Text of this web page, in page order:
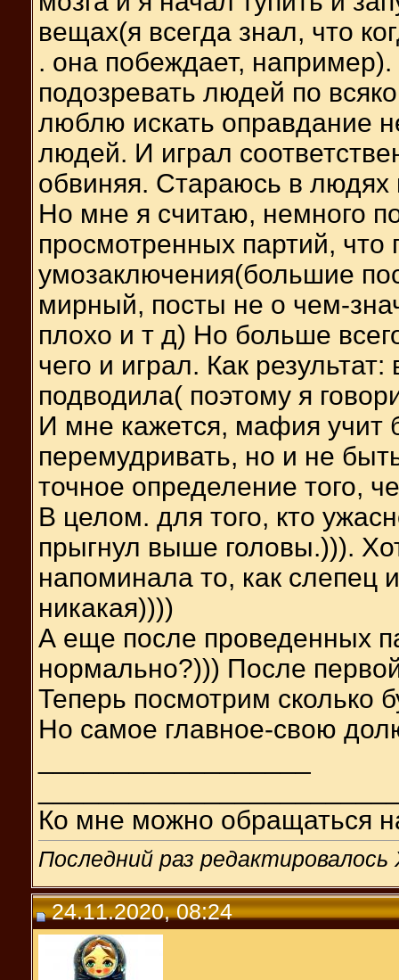
вещах(я всегда знал, что
. она побеждает,
подозревать людей по
люблю искать оправдание
людей. И играл
обвиняя. Стараюсь в людях
Но мне я считаю, немного
просмотренных партий,
умозаключения(большие
мирный, посты не о чем-
плохо и т д) Но больше
чего и играл. Как
подводила( поэтому я
И мне кажется, мафия учит
перемудривать, но и не
точное определение того,
В целом. для того, кто
прыгнул выше головы.))).
напоминала то, как слепец
никакая))))
А еще после проведенных
нормально?))) После
Теперь посмотрим сколько
Но самое главное-свою
Ко мне можно обращаться
Последний раз
24.11.2020, 08:24